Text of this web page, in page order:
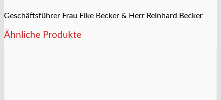
Geschäftsführer Frau Elke Becker & Herr Reinhard Becker
Ähnliche Produkte